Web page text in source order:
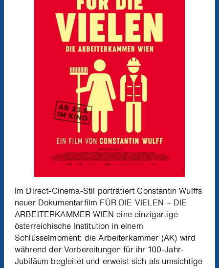
Im Direct-Cinema-Stil porträtiert Constantin Wulffs
neuer Dokumentarfilm FÜR DIE VIELEN – DIE
ARBEITERKAMMER WIEN eine einzigartige
österreichische Institution in einem
Schlüsselmoment: die Arbeiterkammer (AK) wird
während der Vorbereitungen für ihr 100-Jahr-
Jubiläum begleitet und erweist sich als umsichtige
Ich will die News!
Niemand mag Pop Ups.
wirst unsere Kino News
Verpass keinen Kinostart mehr und
mit etwas Glück 1x2 Tickets für die
Stadtkino Wien Premiere deiner
(Verlosung jeden Monat unter
Neuregistrierungen).